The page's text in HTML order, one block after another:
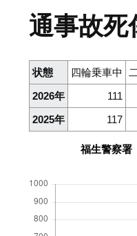
通事故死
状態 四輪乗車中
2026年
111
2025年
117